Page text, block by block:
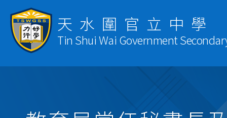
天水圍官立中學
Tin Shui Wai Government